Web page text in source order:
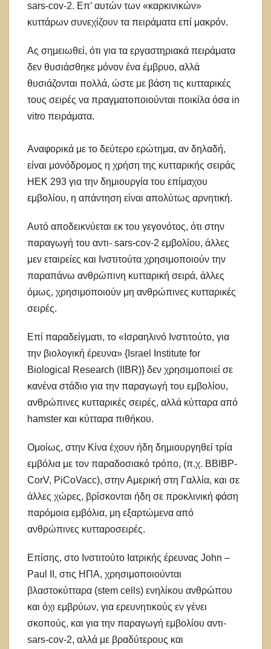
sars-cov-2. Επ’ αυτών των «καρκινικών»
κυττάρων συνεχίζουν τα πειράματα επί μακρόν.
Ας σημειωθεί, ότι για τα εργαστηριακά πειράματα
δεν θυσιάσθηκε μόνον ένα έμβρυο, αλλά
θυσιάζονται πολλά, ώστε με βάση τις κυτταρικές
τους σειρές να πραγματοποιούνται ποικίλα όσα in
vitro πειράματα.
Αναφορικά με το δεύτερο ερώτημα, αν δηλαδή,
είναι μονόδρομος η χρήση της κυτταρικής σειράς
HEK 293 για την δημιουργία του επίμαχου
εμβολίου, η απάντηση είναι απολύτως αρνητική.
Αυτό αποδεικνύεται εκ του γεγονότος, ότι στην
παραγωγή του αντι- sars-cov-2 εμβολίου, άλλες
μεν εταιρείες και Ινστιτούτα χρησιμοποιούν την
παραπάνω ανθρώπινη κυτταρική σειρά, άλλες
όμως, χρησιμοποιούν μη ανθρώπινες κυτταρικές
σειρές.
Επί παραδείγματι, το «Ισραηλινό Ινστιτούτο, για
την βιολογική έρευνα» {Israel Institute for
Biological Research (IIBR)} δεν χρησιμοποιεί σε
κανένα στάδιο για την παραγωγή του εμβολίου,
ανθρώπινες κυτταρικές σειρές, αλλά κύτταρα από
hamster και κύτταρα πιθήκου.
Ομοίως, στην Κίνα έχουν ήδη δημιουργηθεί τρία
εμβόλια με τον παραδοσιακό τρόπο, (π.χ. BBIBP-
CorV, PiCoVacc), στην Αμερική στη Γαλλία, και σε
άλλες χώρες, βρίσκονται ήδη σε προκλινική φάση
παρόμοια εμβόλια, μη εξαρτώμενα από
ανθρώπινες κυτταροσειρές.
Επίσης, στο Ινστιτούτο Ιατρικής έρευνας John –
Paul ΙΙ, στις ΗΠΑ, χρησιμοποιούνται
βλαστοκύτταρα (stem cells) ενηλίκου ανθρώπου
και όχι εμβρύων, για ερευνητικούς εν γένει
σκοπούς, και για την παραγωγή εμβολίου αντι-
sars-cov-2, αλλά με βραδύτερους και